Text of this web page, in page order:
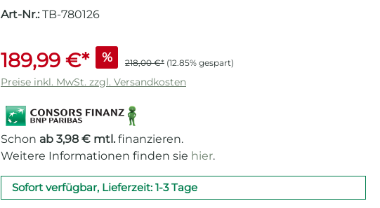
Art-Nr.: TB-780126
189,99 €* % 218,00 €* (12.85% gespart)
Preise inkl. MwSt. zzgl. Versandkosten
Schon ab 3,98 € mtl. finanzieren.
Weitere Informationen finden sie hier.
Sofort verfügbar, Lieferzeit: 1-3 Tage